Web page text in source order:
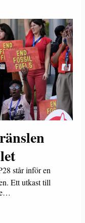
står inför en
Ett utkast till